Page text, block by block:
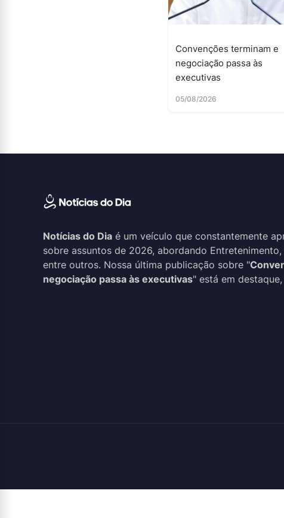
Convenções terminam e
negociação passa às
executivas
05/08/2026
Notícias do Dia é um veículo que constantemente
sobre assuntos de 2026, abordando
entre outros. Nossa última publicação sobre "
negociação passa às executivas" está em